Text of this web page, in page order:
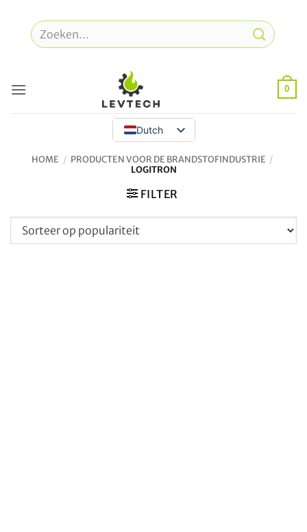
inhoud
Zoeken
naar:
0
Dutch
HOME / PRODUCTEN VOOR DE BRANDSTOFINDUSTRIE /
LOGITRON
FILTER